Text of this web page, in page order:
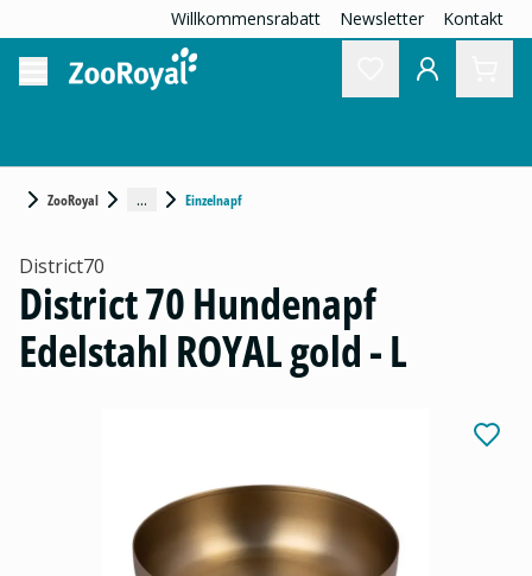
Willkommensrabatt Newsletter Kontakt
ZooRoyal ... Einzelnapf
District70
District 70 Hundenapf
Edelstahl ROYAL gold - L